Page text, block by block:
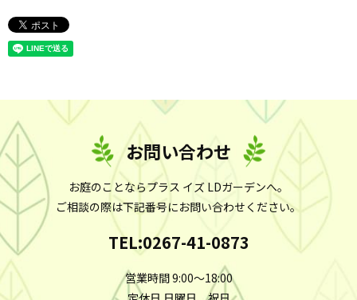
お問い合わせ
お庭のことならプラス イズ LDガーデンへ。
ご相談の際は下記番号にお問い合わせください。
TEL:0267-41-0873
営業時間 9:00～18:00